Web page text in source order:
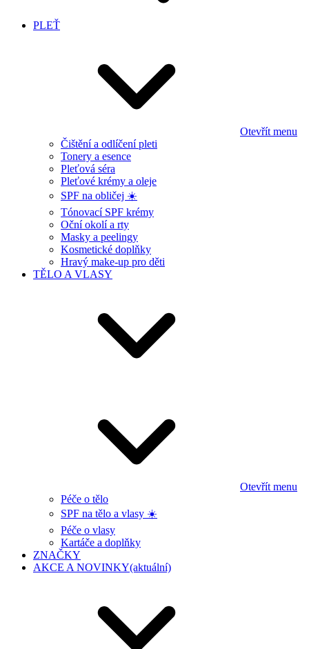
PLEŤ
Otevřít menu
Čištění a odlíčení pleti
Tonery a esence
Pleťová séra
Pleťové krémy a oleje
SPF na obličej ☀️
Tónovací SPF krémy
Oční okolí a rty
Masky a peelingy
Kosmetické doplňky
Hravý make-up pro děti
TĚLO A VLASY
Otevřít menu
Péče o tělo
SPF na tělo a vlasy ☀️
Péče o vlasy
Kartáče a doplňky
ZNAČKY
AKCE A NOVINKY(aktuální)